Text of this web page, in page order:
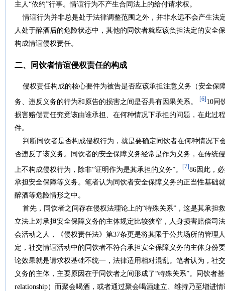
主人“依约”行事。情谊行为不产生合同法上的给付请求权。
情谊行为并非总是处于法律调整范围之外，并非永远不会产生法
人处于醉酒后的危险状态中，其他的同饮者就应该负担法定的安全
构成情谊侵权责任。
二、同饮者情谊侵权责任的构成
侵权责任构成的核心要件为被告是否应该承担注意义务（安全保
务、违反义务的行为和原告的损害之间是否具有因果关系。 [6] 10同
损害赔偿责任究竟该由谁承担、在何种情况下承担的问题，在此过
件。
判断同饮者是否构成侵权行为，就是要确定同饮者在何种情况下
否违反了该义务。同饮者的安全保障义务经常是作为义务，在传统
上不构成侵权行为，除非“证明作为是其承担的义务”。 [7] 86因此，
承担安全保障等义务。笔者认为同饮者安全保障义务的正当性基础
醉酒等危险情形之中。
首先，同饮者之间存在侵权法理论上的“特殊关系”，这是其承担
立法上对承担安全保障义务的主体规定比较狭窄，人身损害赔偿司
会活动之人，《侵权责任法》第37条更是将其限于公共场所的管理
定，社交情谊活动中的同饮者不符合承担安全保障义务的主体身份
论效果就是请求权基础不统一，法律适用相对混乱。笔者认为，社
义务的主体，主要原因在于同饮者之间形成了“特殊关系”。同饮者
relationship）而聚会喝酒，或者通过聚会喝酒建立、维持乃至增进